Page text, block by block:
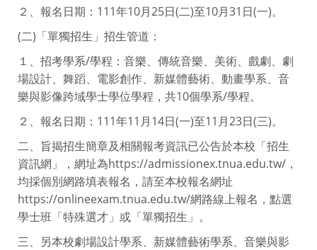
２、報名日期：111年10月25日(二)至10月31日(一)。
(二)「單獨招生」招生管道：
１、招考學系/學程：音樂、傳統音樂、美術、戲劇、劇
場設計、舞蹈、電影創作、新媒體藝術、動畫學系、音
樂與影像跨域學士學位學程，共10個學系/學程。
２、報名日期：111年11月14日(一)至11月23日(三)。
二、旨揭招生簡章及相關報考資訊已公告於本校「招生
資訊網」，網址為https://admissionex.tnua.edu.tw/，
均採個別網路填表報名，請至本校報名網址
https://onlineexam.tnua.edu.tw/網路線上報名，點選
學士班「特殊選才」或「單獨招生」。
三、另本校劇場設計學系、新媒體藝術學系、音樂與影